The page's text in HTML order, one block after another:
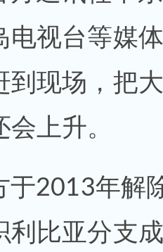
电视台等媒
到现场，把
上升。
于2013年解
利比亚分支